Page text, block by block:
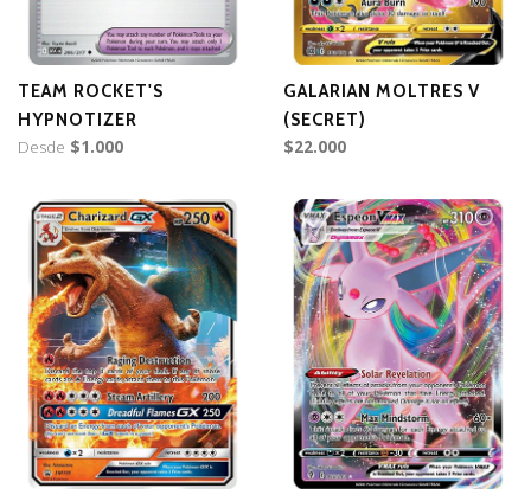
TEAM ROCKET'S
HYPNOTIZER
Desde $1.000
GALARIAN MOLTRES V
(SECRET)
$22.000